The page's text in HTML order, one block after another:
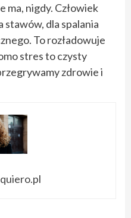
ma, nigdy. Człowiek
stawów, dla spalania
To rozładowuje
stres to czysty
zdrowie i